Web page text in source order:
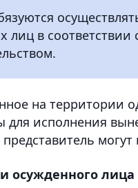
лиц в
на территории
для исполнения
осужденного